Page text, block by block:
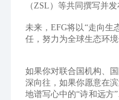
（ZSL）等共同撰写并
未来，EFG将以“走向生
任，努力为全球生态环
如果你对联合国机构、
深向往，如果你愿意在
地谱写心中的“诗和远